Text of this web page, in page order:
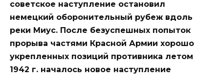
советское наступление остановил
немецкий оборонительный рубеж вдоль
реки Миус. После безуспешных попыток
прорыва частями Красной Армии хорошо
укрепленных позиций противника летом
1942 г. началось новое наступление